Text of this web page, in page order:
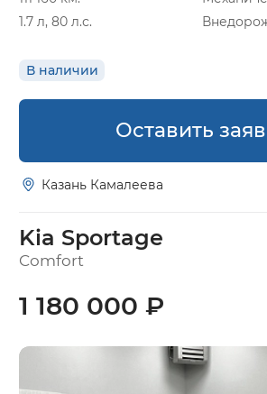
1.7 л, 80 л.с.
В наличии
Оставить
Казань Камалеева
Kia Sportage
Comfort
1 180 000 ₽